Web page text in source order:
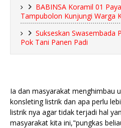
BABINSA Koramil 01
Tampubolon Kunjungi Warga
Sukseskan Swasembada
Pok Tani Panen Padi
Ia dan masyarakat menghimbau
konsleting listrik dan apa perlu
listrik nya agar tidak terjadi hal
masyarakat kita ini,"pungkas